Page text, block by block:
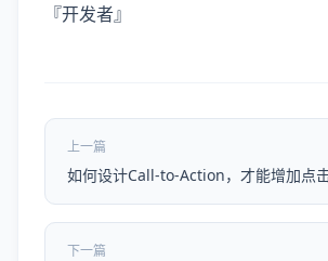
『开发者』
上一篇
如何设计Call-to-Action，才能增加点击
下一篇